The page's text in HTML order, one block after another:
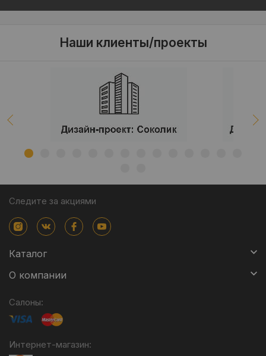
Наши клиенты/проекты
Следите за акциями
Каталог
О компании
Салоны:
Интернет-магазин: